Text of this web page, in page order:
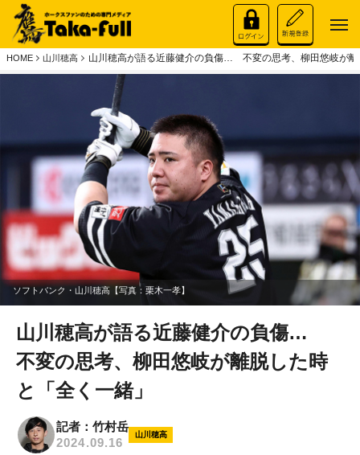
HOME 山川穂高 山川穂高が語る近藤健介の負傷… 不変の思考、柳田悠岐が離
ソフトバンク・山川穂高【写真：栗木一孝】
山川穂高が語る近藤健介の負傷…
不変の思考、柳田悠岐が離脱した時
と「全く一緒」
記者：竹村岳
2024.09.16
山川穂高